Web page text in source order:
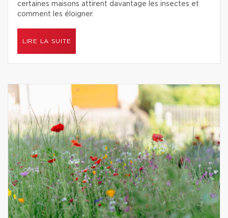
certaines maisons attirent davantage les insectes et
comment les éloigner.
LIRE LA SUITE